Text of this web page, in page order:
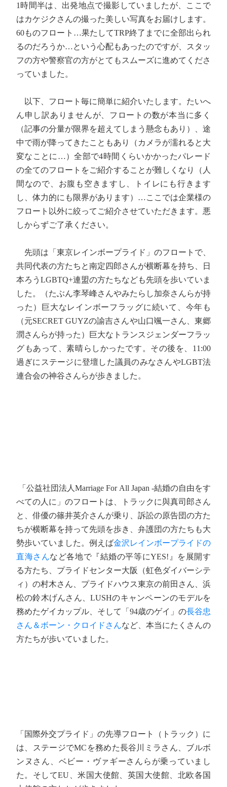
1時間半は、出発地点で撮影していましたが、ここで
はカケジクさんの撮った美しい写真をお届けします。
60ものフロート…果たしてTRP終了までに全部出られ
るのだろうか…という心配もあったのですが、スタッ
フの方や警察官の方がとてもスムーズに進めてくださ
っていました。
以下、フロート毎に簡単に紹介いたします。たいへ
ん申し訳ありませんが、フロートの数が本当に多く
（記事の分量が限界を超えてしまう懸念もあり）、途
中で雨が降ってきたこともあり（カメラが濡れると大
変なことに…）全部で4時間くらいかかったパレード
の全てのフロートをご紹介することが難しくなり（人
間なので、お腹も空きますし、トイレにも行きます
し、体力的にも限界があります）…ここでは企業様の
フロート以外に絞ってご紹介させていただきます。悪
しからずご了承ください。
先頭は「東京レインボープライド」のフロートで、
共同代表の方たちと南定四郎さんが横断幕を持ち、日
本ろうLGBTQ+連盟の方たちなども先頭を歩いていま
した。（たぶん李琴峰さんやみたらし加奈さんらが持
った）巨大なレインボーフラッグに続いて、今年も
（元SECRET GUYZの諭吉さんや山口颯一さん、東郷
潤さんらが持った）巨大なトランスジェンダーフラッ
グもあって、素晴らしかったです。その後を、11:00
過ぎにステージに登壇した議員のみなさんやLGBT法
連合会の神谷さんらが歩きました。
「公益社団法人Marriage For All Japan -結婚の自由をす
べての人に」のフロートは、トラックに與真司郎さん
と、俳優の篠井英介さんが乗り、訴訟の原告団の方た
ちが横断幕を持って先頭を歩き、弁護団の方たちも大
勢歩いていました。例えば金沢レインボープライドの
直海さんなど各地で『結婚の平等にYES!』を展開す
る方たち、プライドセンター大阪（虹色ダイバーシテ
ィ）の村木さん、プライドハウス東京の前田さん、浜
松の鈴木げんさん、LUSHのキャンペーンのモデルを
務めたゲイカップル、そして「94歳のゲイ」の長谷忠
さん＆ボーン・クロイドさんなど、本当にたくさんの
方たちが歩いていました。
「国際外交プライド」の先導フロート（トラック）に
は、ステージでMCを務めた長谷川ミラさん、ブルボ
ンヌさん、ベビー・ヴァギーさんらが乗っていまし
た。そしてEU、米国大使館、英国大使館、北欧各国